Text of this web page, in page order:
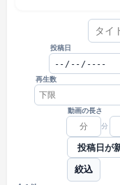
投稿日
再生数
動画の長さ
分
絞込